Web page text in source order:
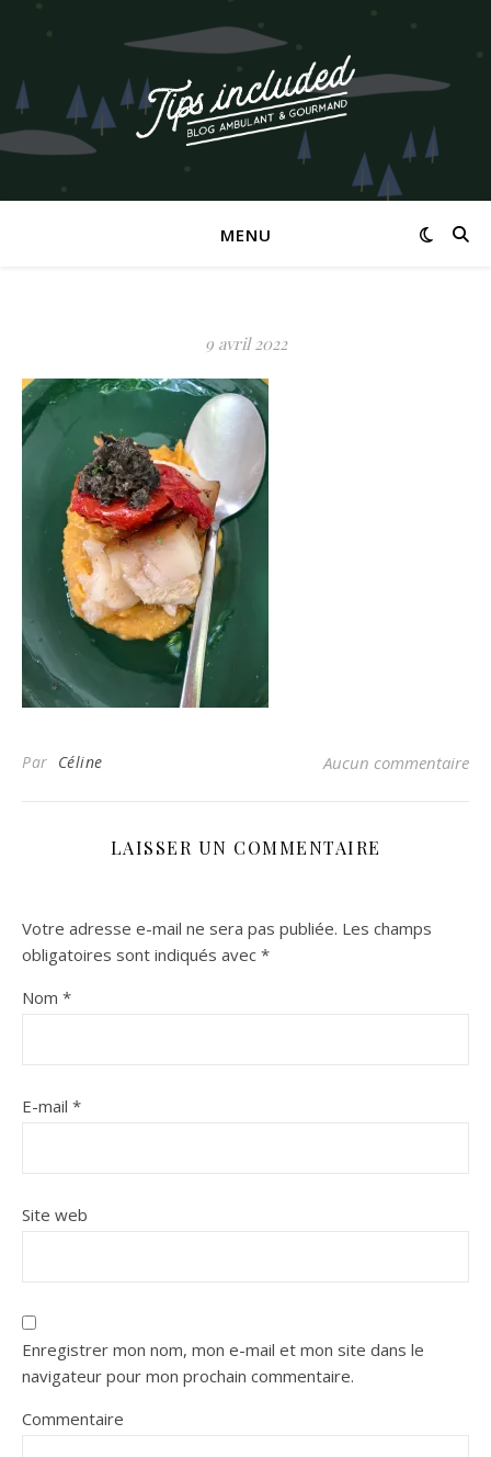
MENU
9 avril 2022
Par Céline Aucun commentaire
LAISSER UN COMMENTAIRE
Votre adresse e-mail ne sera pas publiée. Les champs
obligatoires sont indiqués avec *
Nom *
E-mail *
Site web
Enregistrer mon nom, mon e-mail et mon site dans le
navigateur pour mon prochain commentaire.
Commentaire